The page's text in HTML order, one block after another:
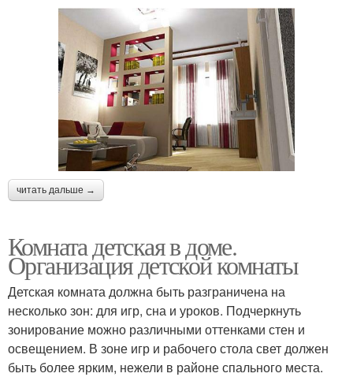
читать дальше →
Комната детская в доме.
Организация детской комнаты
Детская комната должна быть разграничена на
несколько зон: для игр, сна и уроков. Подчеркнуть
зонирование можно различными оттенками стен и
освещением. В зоне игр и рабочего стола свет должен
быть более ярким, нежели в районе спального места.